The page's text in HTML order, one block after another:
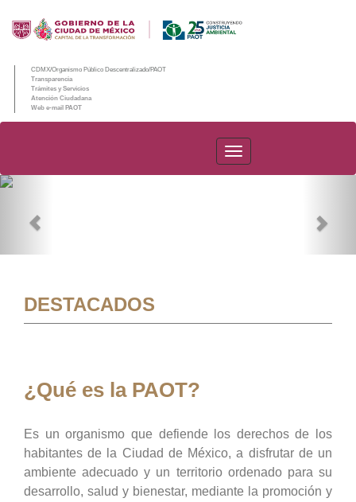
CDMX/Organismo Público Descentralizado/PAOT
Transparencia
Trámites y Servicios
Atención Ciudadana
Web e-mail PAOT
PAOT
DESTACADOS
¿Qué es la PAOT?
Es un organismo que defiende los derechos de los
habitantes de la Ciudad de México, a disfrutar de un
ambiente adecuado y un territorio ordenado para su
desarrollo, salud y bienestar, mediante la promoción y